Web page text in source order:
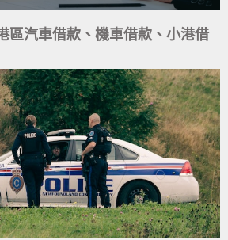
區汽車借款、機車借款、小港借